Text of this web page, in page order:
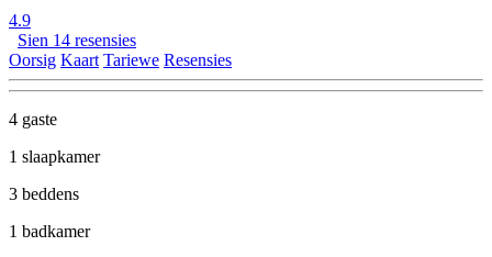
4.9
Sien 14 resensies
Oorsig Kaart Tariewe Resensies
4 gaste
1 slaapkamer
3 beddens
1 badkamer